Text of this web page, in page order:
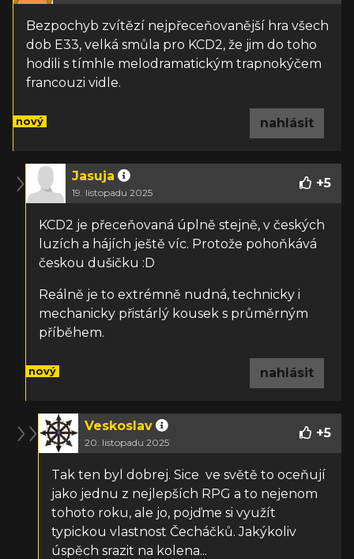
Bezpochyb zvítězí nejpřeceňovanější hra všech
dob E33, velká smůla pro KCD2, že jim do toho
hodili s tímhle melodramatickým trapnokýčem
francouzi vidle.
nový nahlásit
Jasuja
19. listopadu 2025
+5
KCD2 je přeceňovaná úplně stejně, v českých
luzích a hájích ještě víc. Protože pohoňkává
českou dušičku :D
Reálně je to extrémně nudná, technicky i
mechanicky přistárlý kousek s průměrným
příběhem.
nový nahlásit
Veskoslav
20. listopadu 2025
+5
Tak ten byl dobrej. Sice ve světě to oceňují
jako jednu z nejlepších RPG a to nejenom
tohoto roku, ale jo, pojďme si využít
typickou vlastnost Čecháčků. Jakýkoliv
úspěch srazit na kolena...